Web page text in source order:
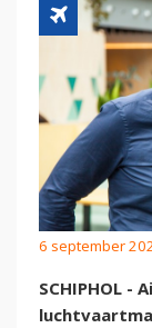
6 september
SCHIPHOL -